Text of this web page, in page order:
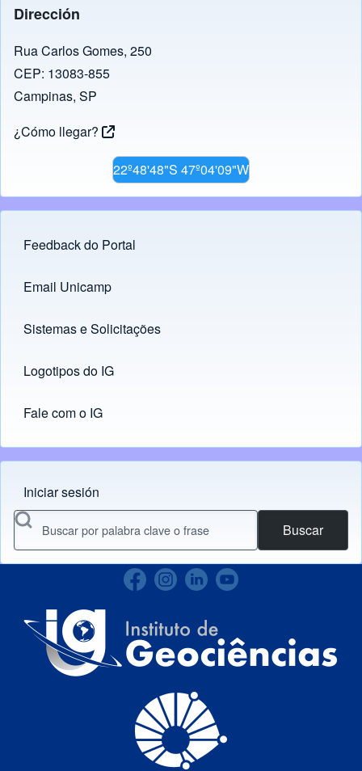
Dirección
Rua Carlos Gomes, 250
CEP: 13083-855
Campinas, SP
¿Cómo llegar?
22º48'48"S 47º04'09"W
Footer menu
Feedback do Portal
Links
Email Unicamp
(opens in new tab)
Sistemas e Solicitações
(opens in new tab)
Logotipos do IG
(opens in new tab)
Fale com o IG
Menu do usuário
Iniciar sesión
Buscar